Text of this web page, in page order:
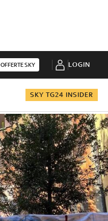
OFFERTE SKY LOGIN
SKY TG24 INSIDER